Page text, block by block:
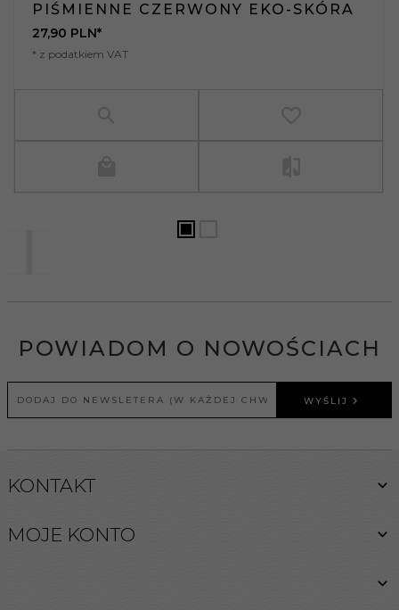
PIŚMIENNE CZERWONY EKO-SKÓRA
27,90 PLN*
* z podatkiem VAT
POWIADOM O NOWOŚCIACH
WYŚLIJ
KONTAKT
MOJE KONTO